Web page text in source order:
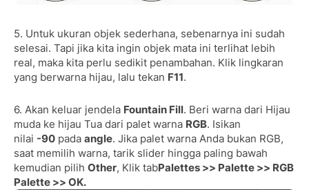
5. Untuk ukuran objek sederhana, sebenarnya ini sudah
selesai. Tapi jika kita ingin objek mata ini terlihat lebih
real, maka kita perlu sedikit penambahan. Klik lingkaran
yang berwarna hijau, lalu tekan F11.
6. Akan keluar jendela Fountain Fill. Beri warna dari Hijau
muda ke hijau Tua dari palet warna RGB. Isikan
nilai -90 pada angle. Jika palet warna Anda bukan RGB,
saat memilih warna, tarik slider hingga paling bawah
kemudian pilih Other, Klik tabPalettes >> Palette >> RGB
Palette >> OK.